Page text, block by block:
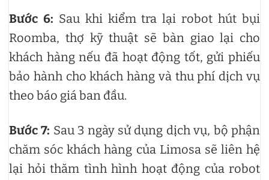
Bước 6: Sau khi kiểm tra lại robot hút bụi
Roomba, thợ kỹ thuật sẽ bàn giao lại cho
khách hàng nếu đã hoạt động tốt, gửi phiếu
bảo hành cho khách hàng và thu phí dịch vụ
theo báo giá ban đầu.
Bước 7: Sau 3 ngày sử dụng dịch vụ, bộ phận
chăm sóc khách hàng của Limosa sẽ liên hệ
lại hỏi thăm tình hình hoạt động của robot